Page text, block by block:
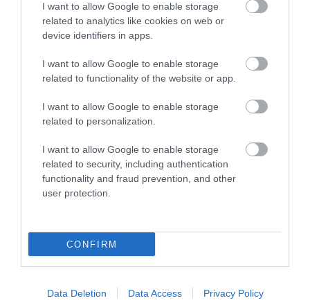
I want to allow Google to enable storage
related to analytics like cookies on web or
device identifiers in apps.
I want to allow Google to enable storage
related to functionality of the website or app.
I want to allow Google to enable storage
related to personalization.
I want to allow Google to enable storage
related to security, including authentication
functionality and fraud prevention, and other
user protection.
CONFIRM
Data Deletion Data Access Privacy Policy